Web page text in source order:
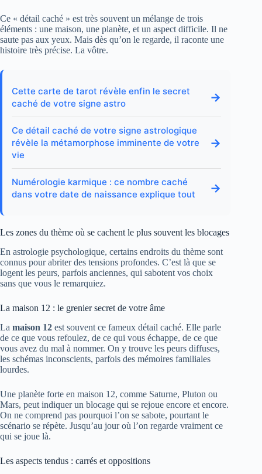
Ce « détail caché » est très souvent un mélange de trois
éléments : une maison, une planète, et un aspect difficile. Il ne
saute pas aux yeux. Mais dès qu’on le regarde, il raconte une
histoire très précise. La vôtre.
Cette carte de tarot révèle enfin le secret
caché de votre signe astro
→
Ce détail caché de votre signe astrologique
révèle la métamorphose imminente de votre
vie
→
Numérologie karmique : ce nombre caché
dans votre date de naissance explique tout
→
Les zones du thème où se cachent le plus souvent les blocages
En astrologie psychologique, certains endroits du thème sont
connus pour abriter des tensions profondes. C’est là que se
logent les peurs, parfois anciennes, qui sabotent vos choix
sans que vous le remarquiez.
La maison 12 : le grenier secret de votre âme
La maison 12 est souvent ce fameux détail caché. Elle parle
de ce que vous refoulez, de ce qui vous échappe, de ce que
vous avez du mal à nommer. On y trouve les peurs diffuses,
les schémas inconscients, parfois des mémoires familiales
lourdes.
Une planète forte en maison 12, comme Saturne, Pluton ou
Mars, peut indiquer un blocage qui se rejoue encore et encore.
On ne comprend pas pourquoi l’on se sabote, pourtant le
scénario se répète. Jusqu’au jour où l’on regarde vraiment ce
qui se joue là.
Les aspects tendus : carrés et oppositions